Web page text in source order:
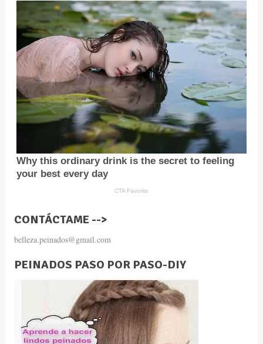
CONTÁCTAME -->
belleza.peinados@gmail.com
PEINADOS PASO POR PASO-DIY